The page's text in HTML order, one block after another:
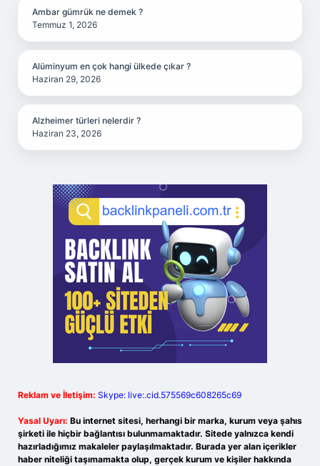
Ambar gümrük ne demek ?
Temmuz 1, 2026
Alüminyum en çok hangi ülkede çıkar ?
Haziran 29, 2026
Alzheimer türleri nelerdir ?
Haziran 23, 2026
Reklam ve İletişim: Skype: live:.cid.575569c608265c69
Yasal Uyarı: Bu internet sitesi, herhangi bir marka, kurum veya şahıs
şirketi ile hiçbir bağlantısı bulunmamaktadır. Sitede yalnızca kendi
hazırladığımız makaleler paylaşılmaktadır. Burada yer alan içerikler
haber niteliği taşımamakta olup, gerçek kurum ve kişiler hakkında